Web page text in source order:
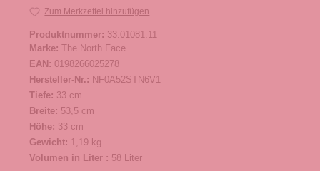
Zum Merkzettel hinzufügen
Produktnummer: 33.01081.11
Marke: The North Face
EAN: 0198266025278
Hersteller-Nr.: NF0A52STN6V1
Tiefe: 33 cm
Breite: 53,5 cm
Höhe: 33 cm
Gewicht: 1,19 kg
Volumen in Liter : 58 Liter